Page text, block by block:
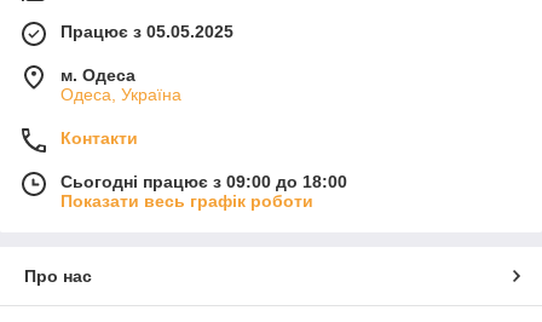
Працює з 05.05.2025
м. Одеса
Одеса, Україна
Контакти
Сьогодні працює з 09:00 до 18:00
Показати весь графік роботи
Про нас